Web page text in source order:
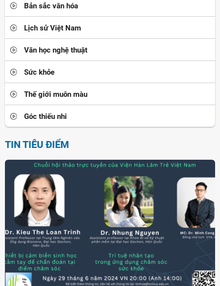
Bản sắc văn hóa
Lịch sử Việt Nam
Văn học nghệ thuật
Sức khỏe
Thế giới muôn màu
Góc thiếu nhi
TIN TIÊU ĐIỂM